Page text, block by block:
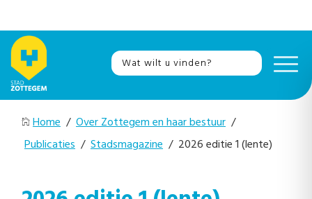
Home / Over Zottegem en haar bestuur /
Publicaties / Stadsmagazine / 2026 editie 1 (lente)